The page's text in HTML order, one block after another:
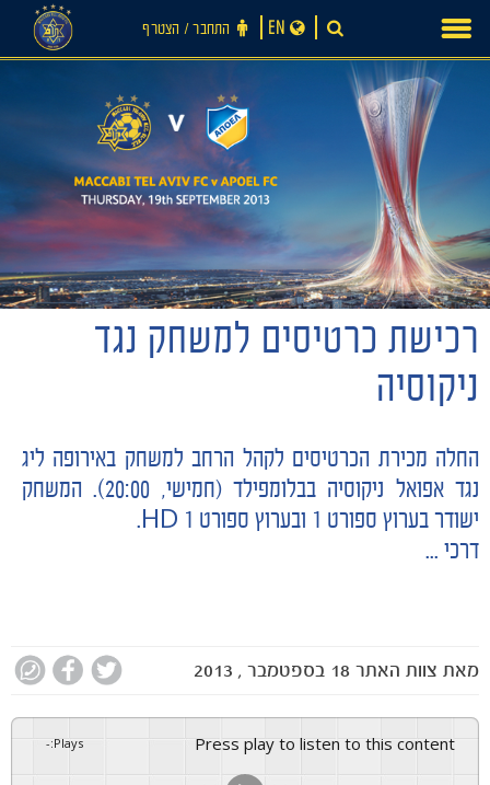
חדשות
content
התחבר ‪/‬ הצטרף EN
רכישת כרטיסים למשחק נגד
ניקוסיה
החלה מכירת הכרטיסים לקהל הרחב למשחק באירופה ליג
נגד אפואל ניקוסיה בבלומפילד (חמישי, 20:00). המשחק
ישודר בערוץ ספורט 1 ובערוץ ספורט 1 HD.
דרכי ...
מאת צוות האתר 18 בספטמבר , 2013
Press play to listen to this content
Plays
:
-